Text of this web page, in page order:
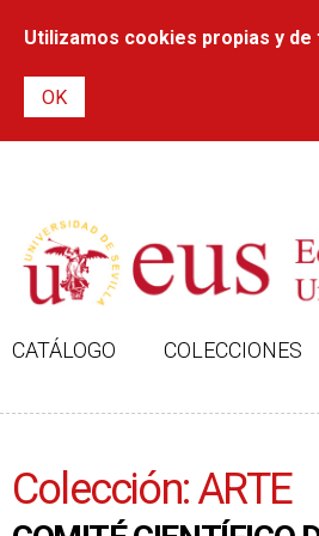
Utilizamos cookies propias y
CATÁLOGO COLECCIONES
Colección: ARTE